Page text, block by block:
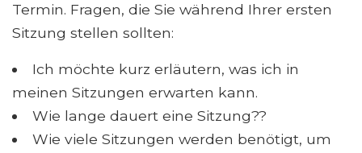
Termin. Fragen, die Sie während Ihrer ersten
Sitzung stellen sollten:
Ich möchte kurz erläutern, was ich in
meinen Sitzungen erwarten kann.
Wie lange dauert eine Sitzung??
Wie viele Sitzungen werden benötigt, um